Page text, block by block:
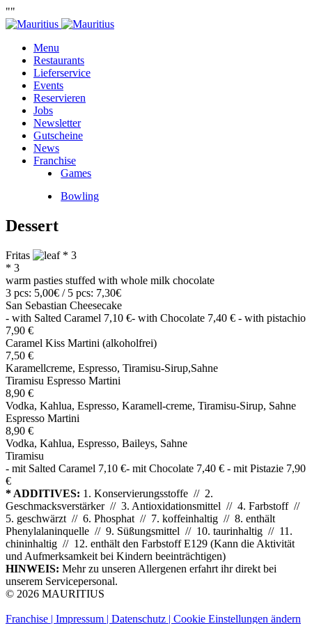
""
Menu
Restaurants
Lieferservice
Events
Reservieren
Jobs
Newsletter
Gutscheine
News
Franchise
Games
Bowling
Dessert
Fritas
* 3
* 3
warm pasties stuffed with whole milk chocolate
3 pcs: 5,00€ / 5 pcs: 7,30€
San Sebastian Cheesecake
- with Salted Caramel 7,10 €- with Chocolate 7,40 € - with pistachio
7,90 €
Caramel Kiss Martini (alkoholfrei)
7,50 €
Karamellcreme, Espresso, Tiramisu-Sirup,Sahne
Tiramisu Espresso Martini
8,90 €
Vodka, Kahlua, Espresso, Karamell-creme, Tiramisu-Sirup, Sahne
Espresso Martini
8,90 €
Vodka, Kahlua, Espresso, Baileys, Sahne
Tiramisu
- mit Salted Caramel 7,10 €- mit Chocolate 7,40 € - mit Pistazie 7,90
€
* ADDITIVES: 1. Konservierungsstoffe // 2.
Geschmacksverstärker // 3. Antioxidationsmittel // 4. Farbstoff //
5. geschwärzt // 6. Phosphat // 7. koffeinhaltig // 8. enthält
Phenylalaninquelle // 9. Süßungsmittel // 10. taurinhaltig // 11.
chininhaltig // 12. enthält den Farbstoff E129 (Kann die Aktivität
und Aufmerksamkeit bei Kindern beeinträchtigen)
HINWEIS: Mehr zu unseren Allergenen erfahrt ihr direkt bei
unserem Servicepersonal.
© 2026 MAURITIUS
Franchise | Impressum | Datenschutz | Cookie Einstellungen ändern